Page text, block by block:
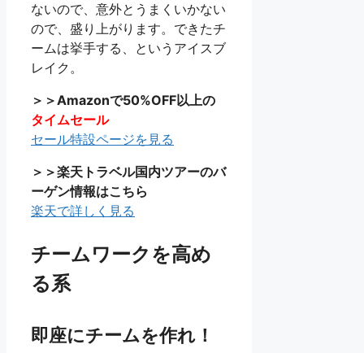
ないので、意外とうまくいかない
ので、盛り上がります。できたチ
ームは挙手する、というアイスブ
レイク。
＞＞Amazonで50%OFF以上の
タイムセール
セール特設ページを見る
＞＞楽天トラベル国内ツアーのバ
ーゲン情報はこちら
楽天で詳しく見る
チームワークを高め
る系
即座にチームを作れ！